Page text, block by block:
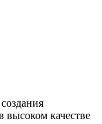
высоком качестве